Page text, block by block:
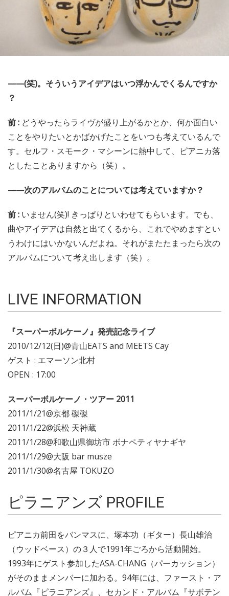
——(笑)。そういうアイデアはいつ浮かんでくるんですか
？
前 : どうやったらライヴが盛り上がるかとか、何か面白い
ことをやりたいとかばかげたことをいつも考えているんで
す。セルフ・スモーク・マシーンに熱中して、ピアニカ落
としたことありますから（笑）。
——次のアルバムのことについては考えていますか？
前 : いません(笑)! きっぱりといわせてもらいます。でも、
曲やアイデアは自然と出てくるから、これでやめますとい
うわけにはいかないんだよね。それがまたたまったら次の
アルバムについて考え出します（笑）。
LIVE INFORMATION
『スーパーボルケーノ』発売記念ライブ
2010/12/12(日)@青山EATS and MEETS Cay
ゲスト : エマーソン北村
OPEN : 17:00
スーパーボルケーノ・ツアー 2011
2011/1/21@京都 磔磔
2011/1/22@浜松 天神蔵
2011/1/28@和歌山県御坊市 ボナペティヤナギヤ
2011/1/29@大阪 bar musze
2011/1/30@名古屋 TOKUZO
ピラニアンズ PROFILE
ピアニカ前田をバンマスに、塚本功（ギター）長山雄治
（ウッドベース）の３人で1991年ごろから活動開始。
1993年にゲスト参加したASA-CHANG（パーカッション）
がそのままメンバーに加わる。94年には、ファースト・ア
ルバム『ピラニアンズ』、セカンド・アルバム『サボテン